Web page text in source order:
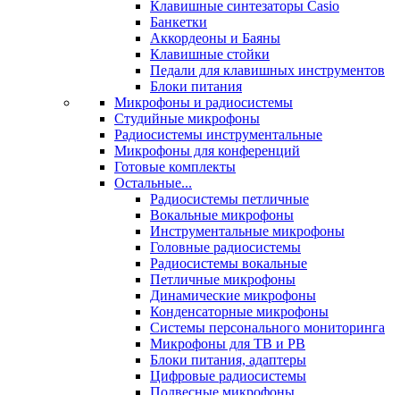
Клавишные синтезаторы Casio
Банкетки
Аккордеоны и Баяны
Клавишные стойки
Педали для клавишных инструментов
Блоки питания
Микрофоны и радиосистемы
Студийные микрофоны
Радиосистемы инструментальные
Микрофоны для конференций
Готовые комплекты
Остальные...
Радиосистемы петличные
Вокальные микрофоны
Инструментальные микрофоны
Головные радиосистемы
Радиосистемы вокальные
Петличные микрофоны
Динамические микрофоны
Конденсаторные микрофоны
Системы персонального мониторинга
Микрофоны для ТВ и РВ
Блоки питания, адаптеры
Цифровые радиосистемы
Подвесные микрофоны